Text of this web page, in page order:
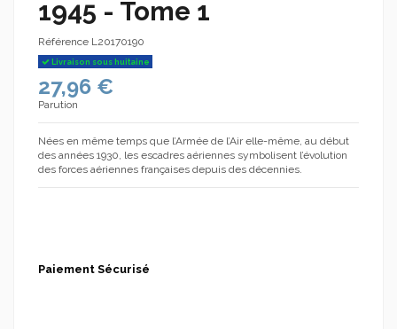
1945 - Tome 1
Référence L20170190
Livraison sous huitaine
27,96 €
Parution
Nées en même temps que l’Armée de l’Air elle-même, au début
des années 1930, les escadres aériennes symbolisent l’évolution
des forces aériennes françaises depuis des décennies.
Paiement Sécurisé